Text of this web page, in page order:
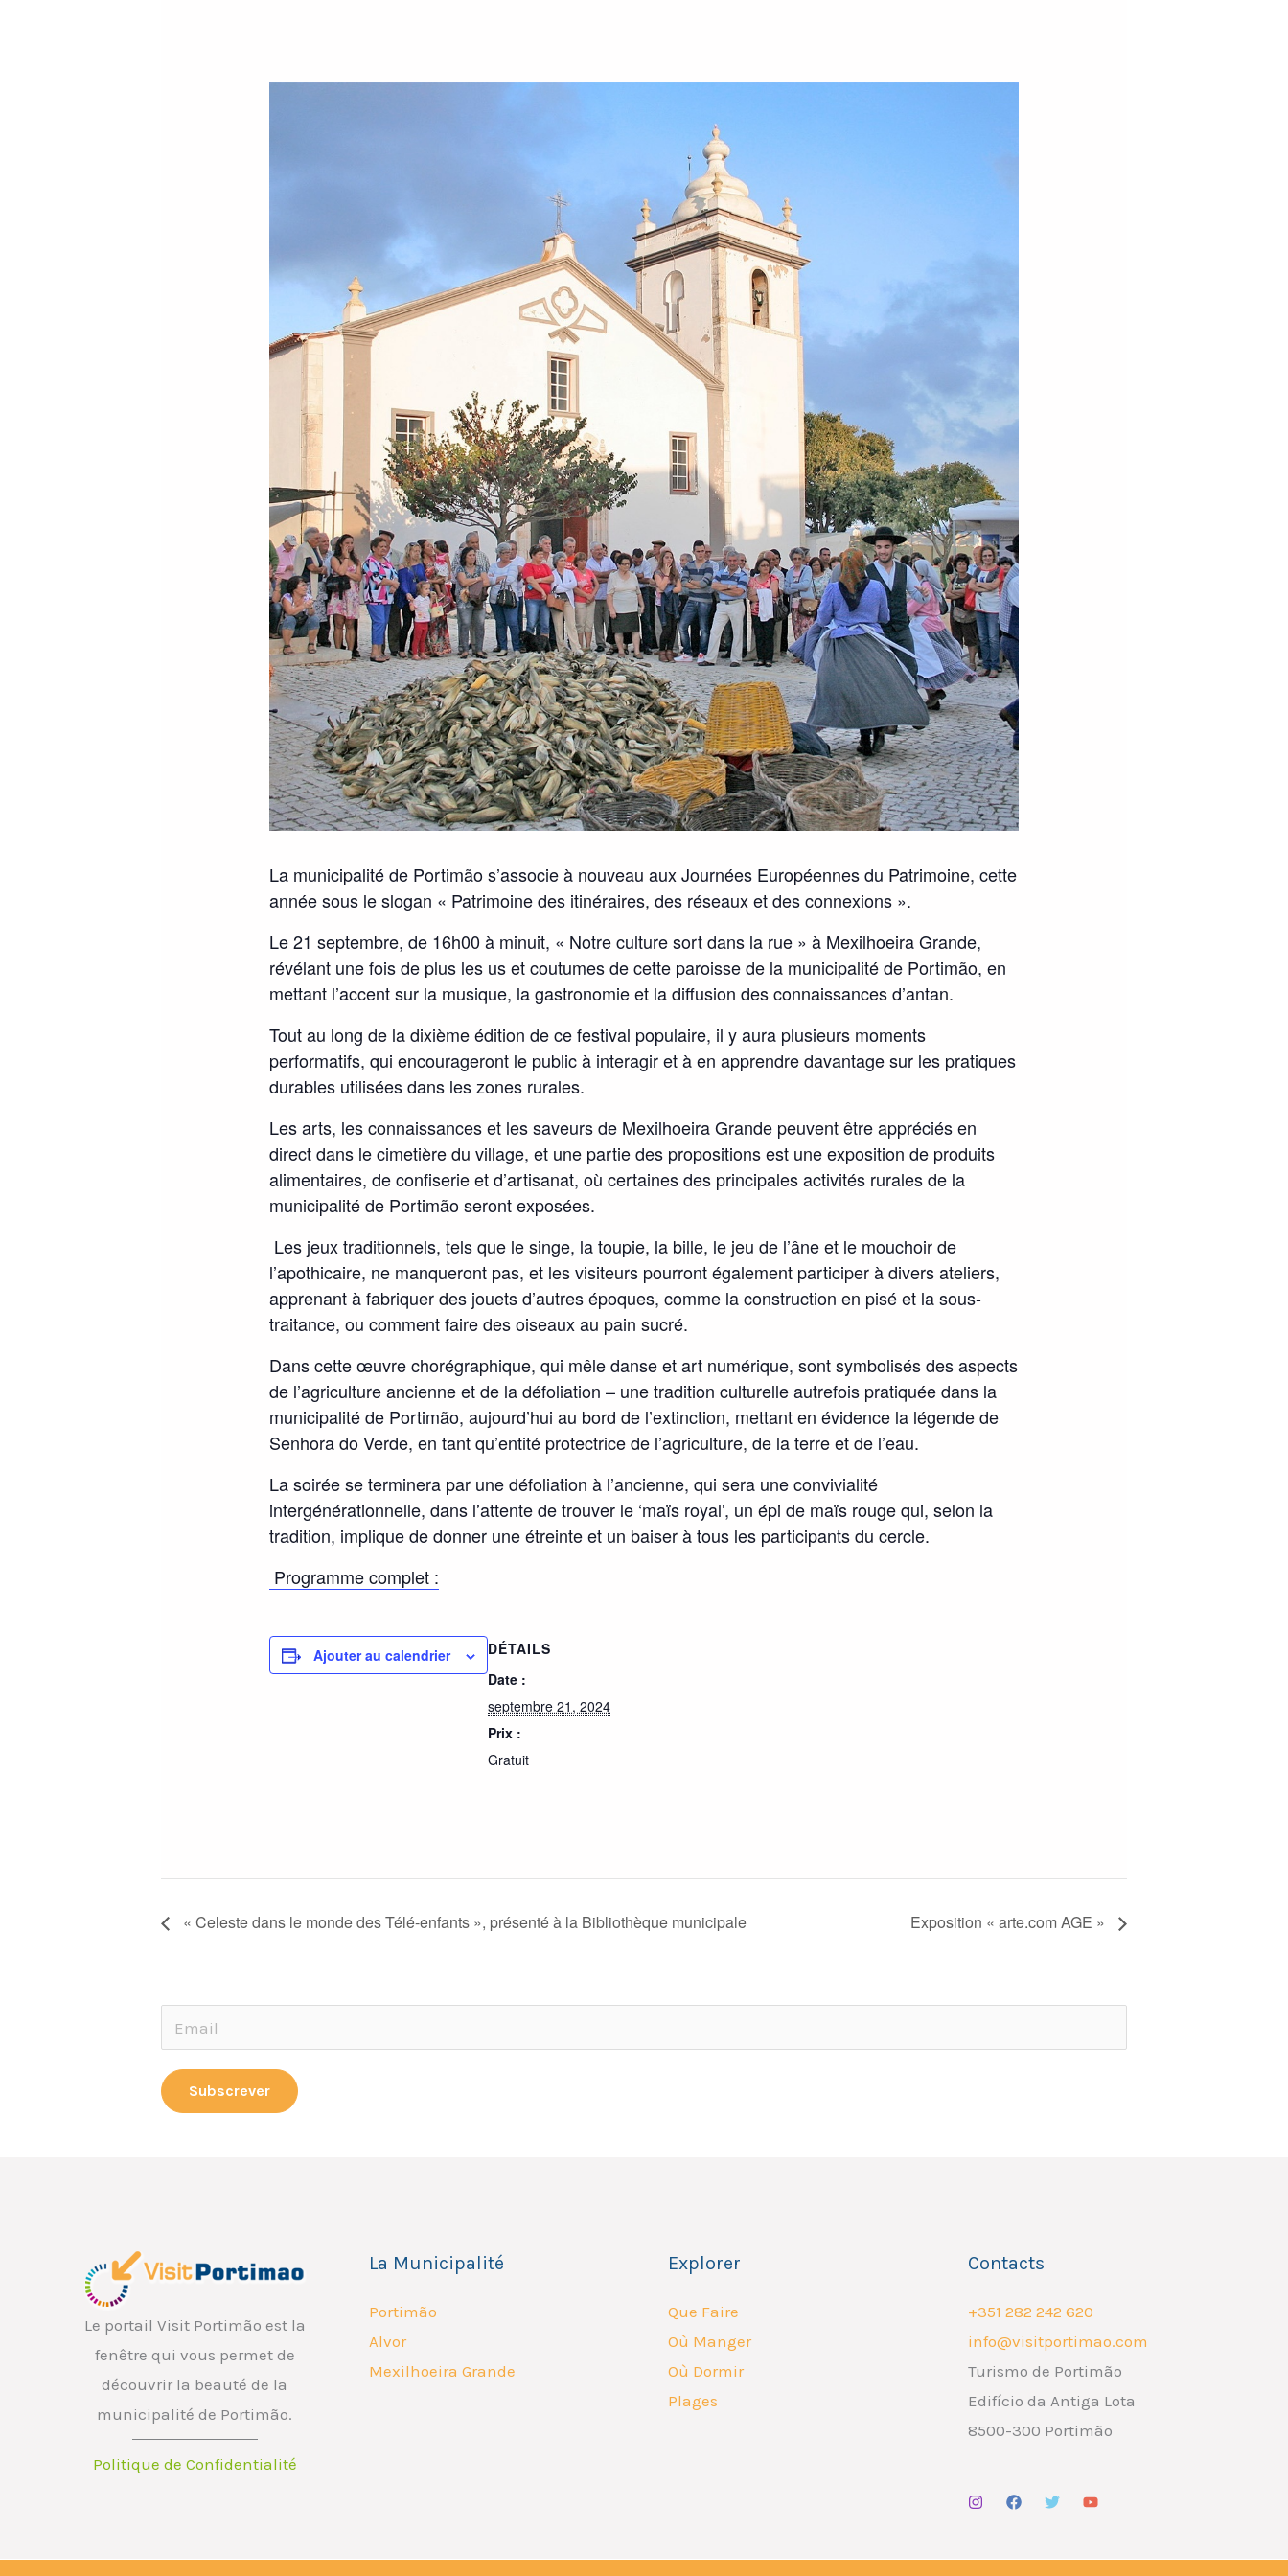
La municipalité de Portimão s’associe à nouveau aux Journées Européennes du Patrimoine, cette
année sous le slogan « Patrimoine des itinéraires, des réseaux et des connexions ».
Le 21 septembre, de 16h00 à minuit, « Notre culture sort dans la rue » à Mexilhoeira Grande,
révélant une fois de plus les us et coutumes de cette paroisse de la municipalité de Portimão, en
mettant l’accent sur la musique, la gastronomie et la diffusion des connaissances d’antan.
Tout au long de la dixième édition de ce festival populaire, il y aura plusieurs moments
performatifs, qui encourageront le public à interagir et à en apprendre davantage sur les pratiques
durables utilisées dans les zones rurales.
Les arts, les connaissances et les saveurs de Mexilhoeira Grande peuvent être appréciés en
direct dans le cimetière du village, et une partie des propositions est une exposition de produits
alimentaires, de confiserie et d’artisanat, où certaines des principales activités rurales de la
municipalité de Portimão seront exposées.
Les jeux traditionnels, tels que le singe, la toupie, la bille, le jeu de l’âne et le mouchoir de
l’apothicaire, ne manqueront pas, et les visiteurs pourront également participer à divers ateliers,
apprenant à fabriquer des jouets d’autres époques, comme la construction en pisé et la sous-
traitance, ou comment faire des oiseaux au pain sucré.
Dans cette œuvre chorégraphique, qui mêle danse et art numérique, sont symbolisés des aspects
de l’agriculture ancienne et de la défoliation – une tradition culturelle autrefois pratiquée dans la
municipalité de Portimão, aujourd’hui au bord de l’extinction, mettant en évidence la légende de
Senhora do Verde, en tant qu’entité protectrice de l’agriculture, de la terre et de l’eau.
La soirée se terminera par une défoliation à l’ancienne, qui sera une convivialité
intergénérationnelle, dans l’attente de trouver le ‘maïs royal’, un épi de maïs rouge qui, selon la
tradition, implique de donner une étreinte et un baiser à tous les participants du cercle.
Programme complet :
Ajouter au calendrier
DÉTAILS
Date :
septembre 21, 2024
Prix :
Gratuit
« Celeste dans le monde des Télé-enfants », présenté à la Bibliothèque municipale Exposition « arte.com AGE »
E
a
i
l
m
a
i
Subscrever
Le portail Visit Portimão est la
fenêtre qui vous permet de
découvrir la beauté de la
municipalité de Portimão.
Politique de Confidentialité
La Municipalité
Portimão
Alvor
Mexilhoeira Grande
Explorer
Que Faire
Où Manger
Où Dormir
Plages
Contacts
+351 282 242 620
info@visitportimao.com
Turismo de Portimão
Edifício da Antiga Lota
8500-300 Portimão